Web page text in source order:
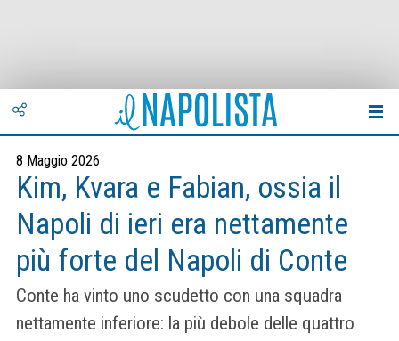
8 Maggio 2026
Kim, Kvara e Fabian, ossia il
Napoli di ieri era nettamente
più forte del Napoli di Conte
Conte ha vinto uno scudetto con una squadra
nettamente inferiore: la più debole delle quattro